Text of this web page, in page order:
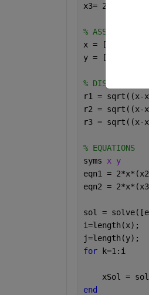
x3= 20; y3=
% ASSUMED
x =
y =
% DISTANCE OF
r1 = sqrt((x-
r2 = sqrt((x-
r3 = sqrt((x-
% EQUATIONS
syms x y
eqn1 =
eqn2 =
sol =
i=length(x);
j=length(y);
for k=1:i
xSol =
end